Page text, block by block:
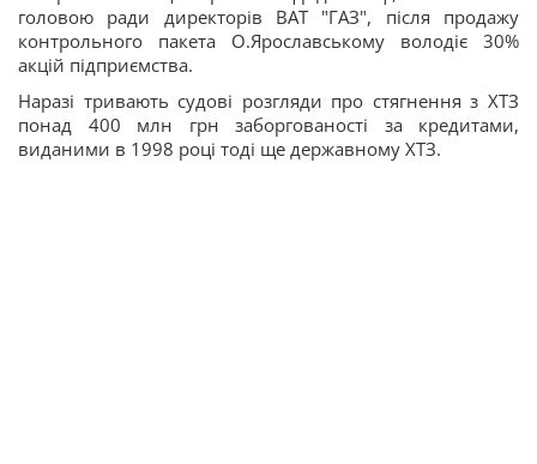
головою ради директорів ВАТ "ГАЗ", після продажу
контрольного пакета О.Ярославському володіє 30%
акцій підприємства.
Наразі тривають судові розгляди про стягнення з ХТЗ
понад 400 млн грн заборгованості за кредитами,
виданими в 1998 році тоді ще державному ХТЗ.